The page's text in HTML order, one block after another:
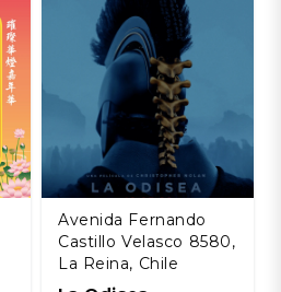
Avenida Fernando
Castillo Velasco 8580,
La Reina, Chile